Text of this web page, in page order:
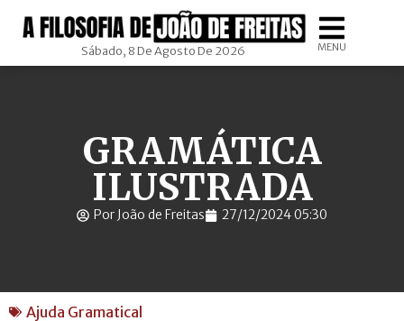
Sábado, 8 De Agosto De 2026 MENU
GRAMÁTICA
ILUSTRADA
Por João de Freitas 27/12/2024 05:30
Ajuda Gramatical